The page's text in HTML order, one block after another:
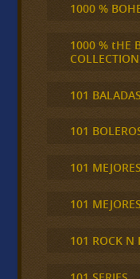
1000 %
1000 % tHE
COLLECTION
101
101
101
101
101 ROCK N